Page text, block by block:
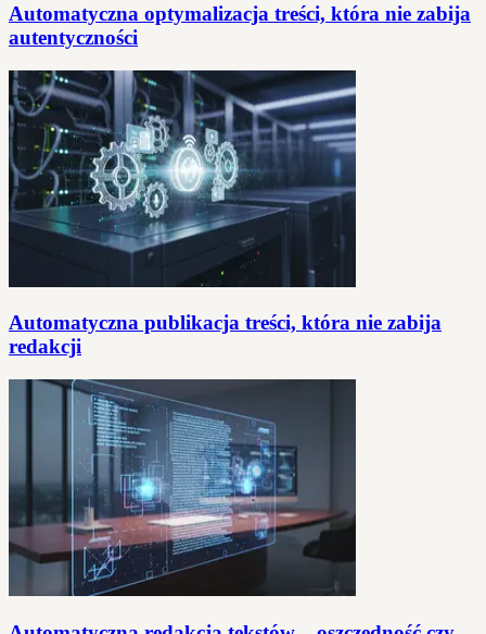
Automatyczna optymalizacja treści, która nie zabija
autentyczności
Automatyczna publikacja treści, która nie zabija
redakcji